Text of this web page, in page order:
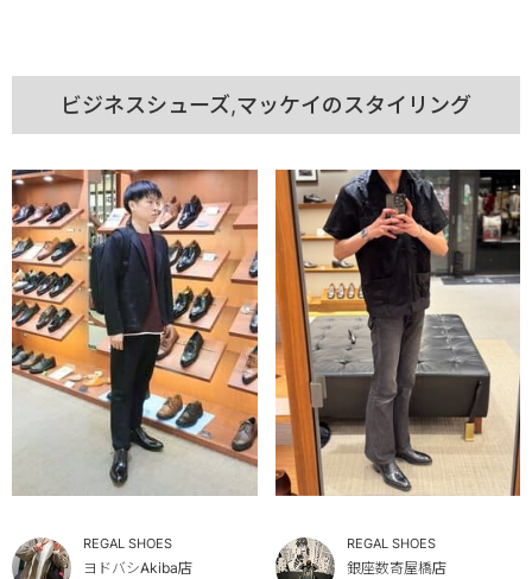
ビジネスシューズ,マッケイのスタイリング
REGAL SHOES
ヨドバシAkiba店
REGAL SHOES
銀座数寄屋橋店